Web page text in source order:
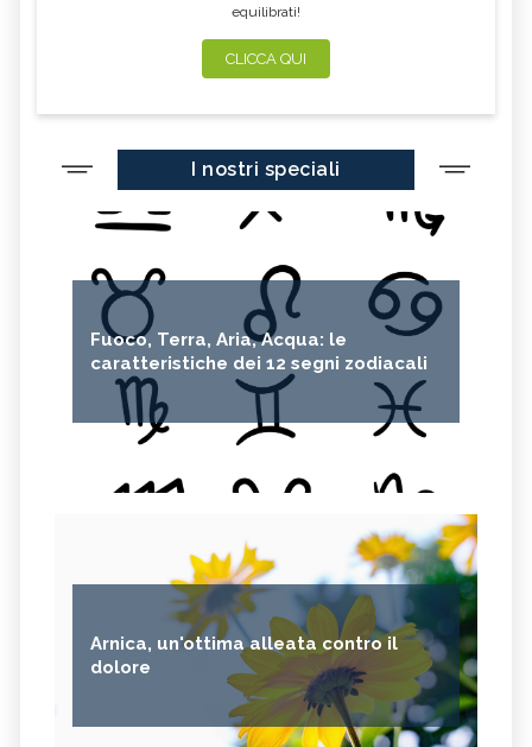
equilibrati!
CLICCA QUI
I nostri speciali
Fuoco, Terra, Aria, Acqua: le
caratteristiche dei 12 segni zodiacali
Arnica, un'ottima alleata contro il
dolore